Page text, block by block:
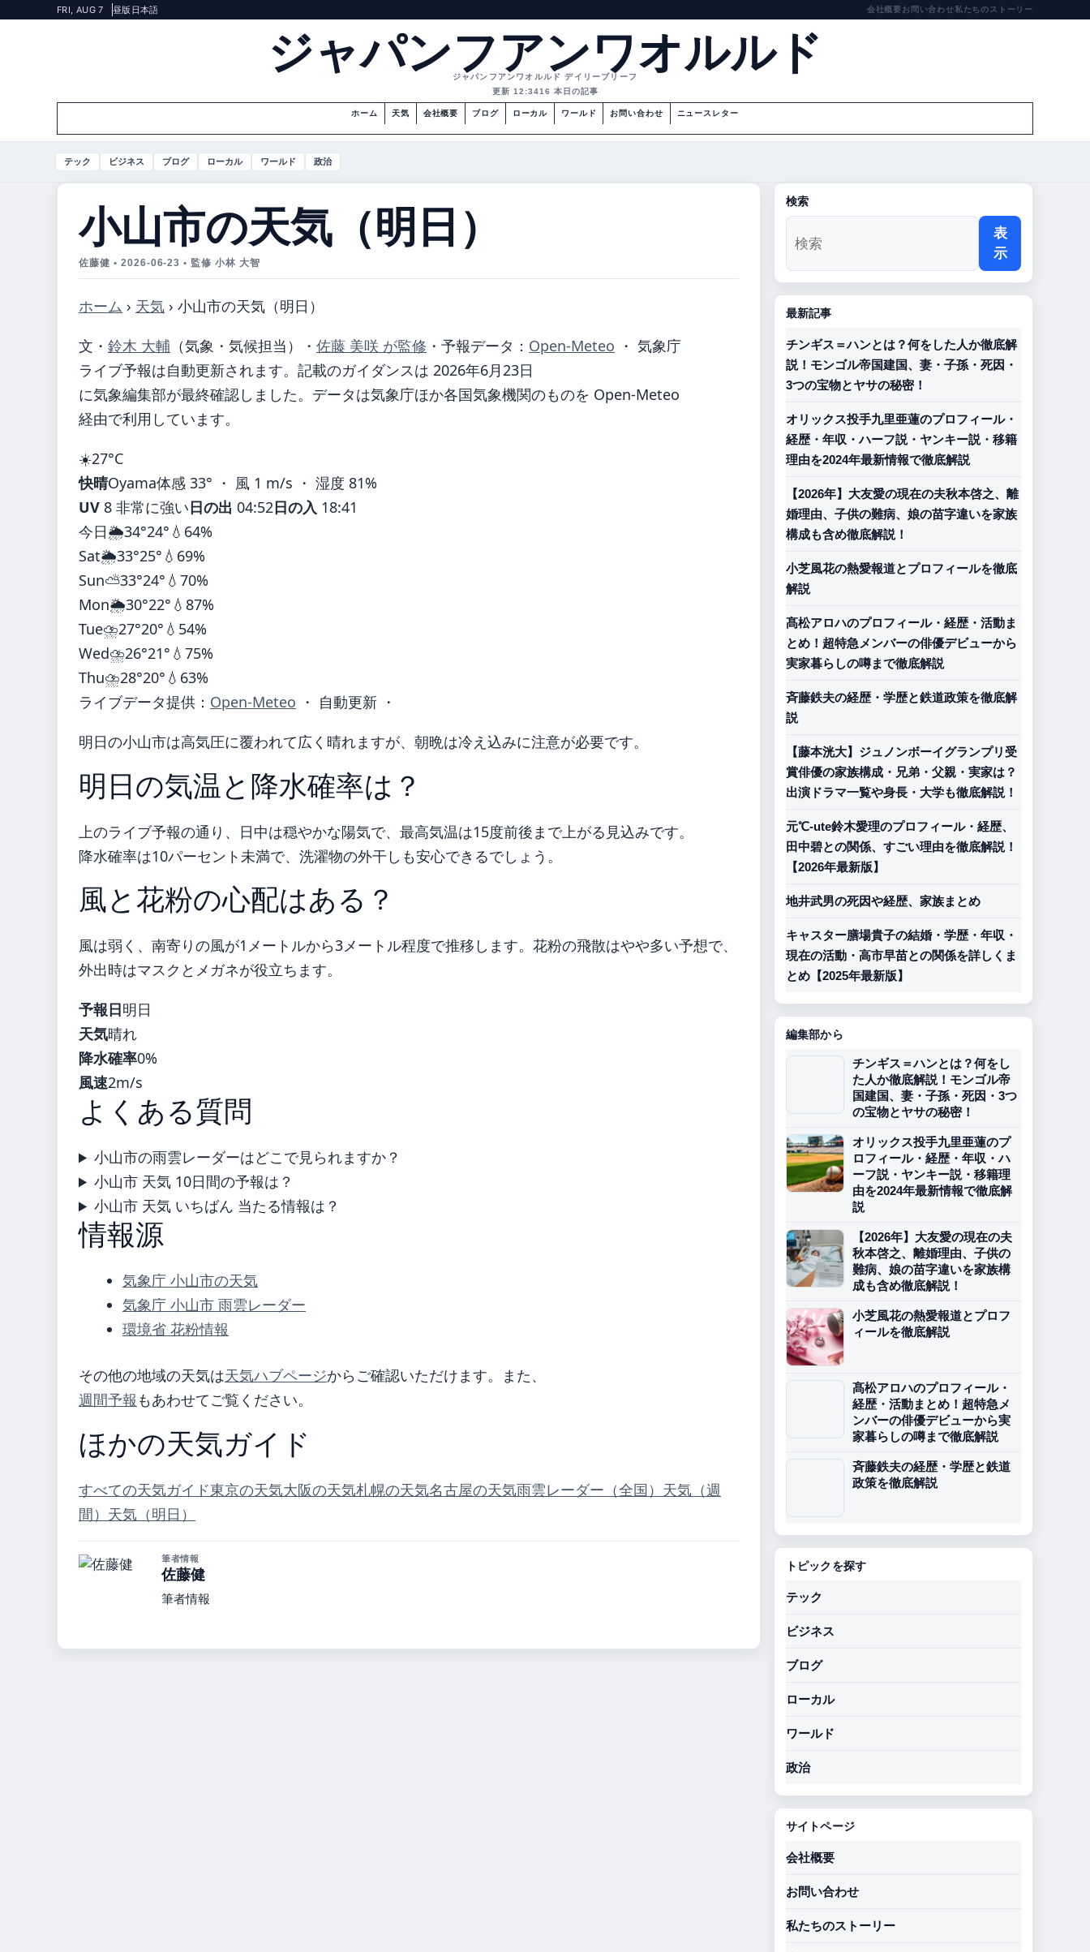
FRI, AUG 7 昼版 日本語 会社概要お問い合わせ私たちのストーリー
ジャパンフアンワオルルド
ジャパンフアンワオルルド デイリーブリーフ
更新 12:3416 本日の記事
ホーム 天気 会社概要 ブログ ローカル ワールド お問い合わせ ニュースレター
テック ビジネス ブログ ローカル ワールド 政治
小山市の天気（明日）
佐藤健 • 2026-06-23 • 監修 小林 大智
ホーム › 天気 › 小山市の天気（明日）
文・ 鈴木 大輔 （気象・気候担当） ・ 佐藤 美咲 が監修 ・ 予報データ： Open-Meteo ・ 気象庁
ライブ予報は自動更新されます。記載のガイダンスは 2026年6月23日
に気象編集部が最終確認しました。データは気象庁ほか各国気象機関のものを Open-Meteo
経由で利用しています。
☀️27°C
快晴Oyama体感 33° ・ 風 1 m/s ・ 湿度 81%
UV 8 非常に強い日の出 04:52日の入 18:41
今日🌦️34°24° 💧64%
Sat🌦️33°25° 💧69%
Sun⛅33°24° 💧70%
Mon🌦️30°22° 💧87%
Tue⛈️27°20° 💧54%
Wed⛈️26°21° 💧75%
Thu⛈️28°20° 💧63%
ライブデータ提供： Open-Meteo ・ 自動更新 ・
明日の小山市は高気圧に覆われて広く晴れますが、朝晩は冷え込みに注意が必要です。
明日の気温と降水確率は？
上のライブ予報の通り、日中は穏やかな陽気で、最高気温は15度前後まで上がる見込みです。
降水確率は10パーセント未満で、洗濯物の外干しも安心できるでしょう。
風と花粉の心配はある？
風は弱く、南寄りの風が1メートルから3メートル程度で推移します。花粉の飛散はやや多い予想で、
外出時はマスクとメガネが役立ちます。
予報日明日
天気晴れ
降水確率0%
風速2m/s
よくある質問
小山市の雨雲レーダーはどこで見られますか？
小山市 天気 10日間の予報は？
小山市 天気 いちばん 当たる情報は？
情報源
気象庁 小山市の天気
気象庁 小山市 雨雲レーダー
環境省 花粉情報
その他の地域の天気は天気ハブページからご確認いただけます。また、
週間予報 もあわせてご覧ください。
ほかの天気ガイド
すべての天気ガイド東京の天気大阪の天気札幌の天気名古屋の天気雨雲レーダー（全国） 天気（週
間） 天気（明日）
筆者情報
佐藤健
筆者情報
検索
表
示
最新記事
チンギス＝ハンとは？何をした人か徹底解
説！モンゴル帝国建国、妻・子孫・死因・
3つの宝物とヤサの秘密！
オリックス投手九里亜蓮のプロフィール・
経歴・年収・ハーフ説・ヤンキー説・移籍
理由を2024年最新情報で徹底解説
【2026年】大友愛の現在の夫秋本啓之、離
婚理由、子供の難病、娘の苗字違いを家族
構成も含め徹底解説！
小芝風花の熱愛報道とプロフィールを徹底
解説
髙松アロハのプロフィール・経歴・活動ま
とめ！超特急メンバーの俳優デビューから
実家暮らしの噂まで徹底解説
斉藤鉄夫の経歴・学歴と鉄道政策を徹底解
説
【藤本洸大】ジュノンボーイグランプリ受
賞俳優の家族構成・兄弟・父親・実家は？
出演ドラマ一覧や身長・大学も徹底解説！
元℃-ute鈴木愛理のプロフィール・経歴、
田中碧との関係、すごい理由を徹底解説！
【2026年最新版】
地井武男の死因や経歴、家族まとめ
キャスター膳場貴子の結婚・学歴・年収・
現在の活動・高市早苗との関係を詳しくま
とめ【2025年最新版】
編集部から
チンギス＝ハンとは？何をし
た人か徹底解説！モンゴル帝
国建国、妻・子孫・死因・3つ
の宝物とヤサの秘密！
オリックス投手九里亜蓮のプ
ロフィール・経歴・年収・ハ
ーフ説・ヤンキー説・移籍理
由を2024年最新情報で徹底解
説
【2026年】大友愛の現在の夫
秋本啓之、離婚理由、子供の
難病、娘の苗字違いを家族構
成も含め徹底解説！
小芝風花の熱愛報道とプロフ
ィールを徹底解説
髙松アロハのプロフィール・
経歴・活動まとめ！超特急メ
ンバーの俳優デビューから実
家暮らしの噂まで徹底解説
斉藤鉄夫の経歴・学歴と鉄道
政策を徹底解説
トピックを探す
テック
ビジネス
ブログ
ローカル
ワールド
政治
サイトページ
会社概要
お問い合わせ
私たちのストーリー